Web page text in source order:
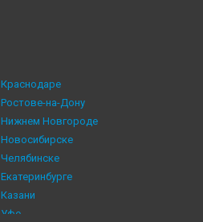
Краснодаре
Ростове-на-Дону
Нижнем Новгороде
Новосибирске
Челябинске
Екатеринбурге
Казани
Уфе